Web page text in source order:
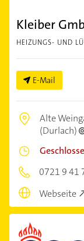
Kleiber
HEIZUNGS- UND
E-Mail
Alte
(Durlach)
0721 9 41
Webseite